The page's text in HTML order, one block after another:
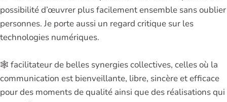
possibilité d’œuvrer plus facilement ensemble sans oublier
personnes. Je porte aussi un regard critique sur les
technologies numériques.
🕸️ facilitateur de belles synergies collectives, celles où la
communication est bienveillante, libre, sincère et efficace
pour des moments de qualité ainsi que des réalisations qui